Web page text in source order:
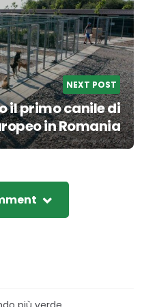
NEXT POST
il primo canile di
in Romania